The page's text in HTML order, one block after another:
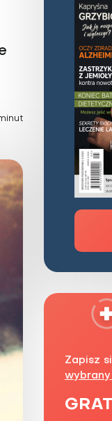
Uroda i
Wywiady i
Zapisz